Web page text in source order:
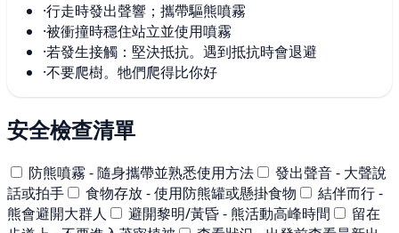
·行走時發出聲響；攜帶驅熊噴霧
·被衝撞時穩住站立並使用噴霧
·若發生接觸：堅決抵抗。遇到抵抗時會退避
·不要爬樹。牠們爬得比你好
安全檢查清單
防熊噴霧 - 隨身攜帶並熟悉使用方法
發出聲音 - 大聲說
話或拍手
食物存放 - 使用防熊罐或懸掛食物
結伴而行 -
熊會避開大群人
避開黎明/黃昏 - 熊活動高峰時間
留在